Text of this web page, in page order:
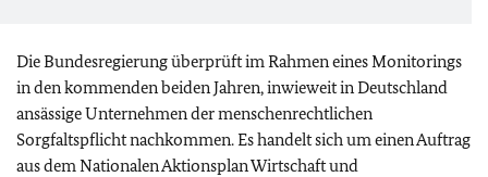
Die Bundesregierung überprüft im Rahmen eines Monitorings
in den kommenden beiden Jahren, inwieweit in Deutschland
ansässige Unternehmen der menschenrechtlichen
Sorgfaltspflicht nachkommen. Es handelt sich um einen Auftrag
aus dem Nationalen Aktionsplan Wirtschaft und